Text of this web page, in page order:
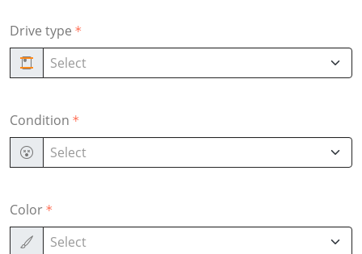
Drive type
Select
Condition
Select
Color
Select